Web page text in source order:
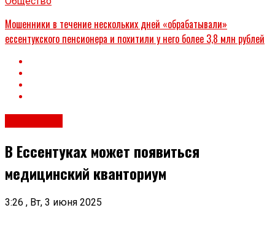
Мошенники в течение нескольких дней «обрабатывали»
ессентукского пенсионера и похитили у него более 3,8 млн рублей
В Ессентуках может появиться
медицинский кванториум
3:26 , Вт, 3 июня 2025